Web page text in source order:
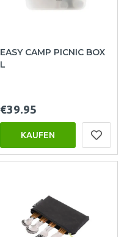
EASY CAMP PICNIC BOX
L
€39.95
KAUFEN